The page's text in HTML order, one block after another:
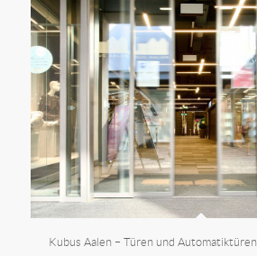
Kubus Aalen – Türen und Automatiktüren